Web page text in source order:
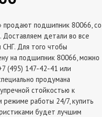
подшипник 80066, со
Доставляем детали во все
Для того чтобы
на подшипник 80066, можно
(495) 147-42-41 или
продумана
стойкостью к
режиме работы 24/7, купить
будет лучшим